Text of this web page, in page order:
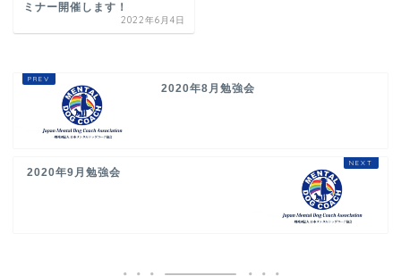
ミナー開催します！
2022年6月4日
2020年8月勉強会
2020年9月勉強会